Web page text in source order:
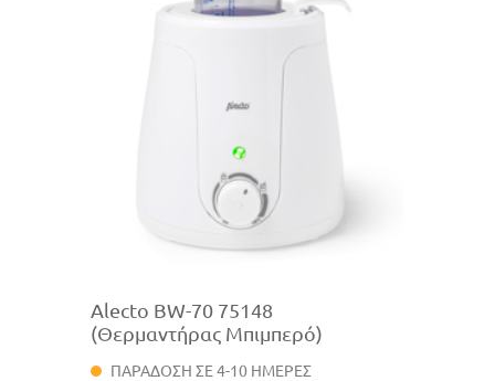
Alecto BW-70 75148
(Θερμαντήρας Μπιμπερό)
ΠΑΡΑΔΟΣΗ ΣΕ 4-10 ΗΜΕΡΕΣ